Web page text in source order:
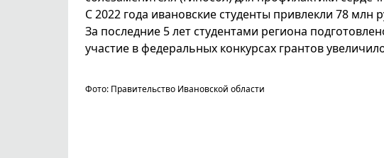
С 2022 года ивановские студенты привлекли 78 млн
За последние 5 лет студентами региона
участие в федеральных конкурсах грантов
Фото: Правительство Ивановской области